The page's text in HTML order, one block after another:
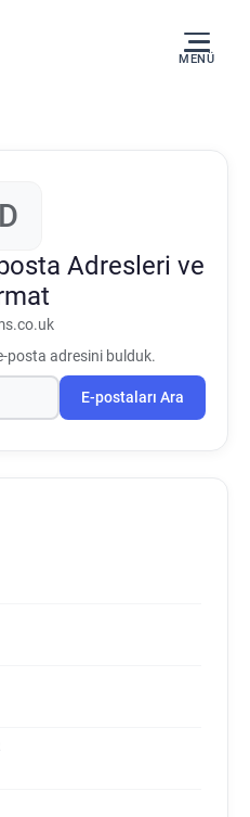
MENÜ
D
Adresleri ve
posta adresini bulduk.
E-postaları Ara